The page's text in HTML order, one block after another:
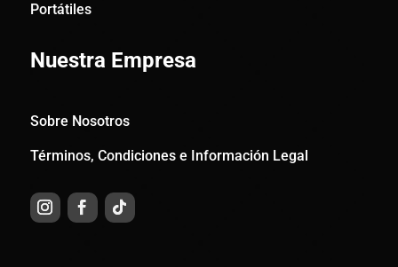
Portátiles
Nuestra Empresa
Sobre Nosotros
Términos, Condiciones e Información Legal